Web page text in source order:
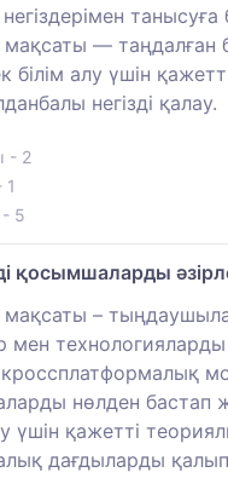
танысуға
— таңдалған
білім алу үшін
негізді қалау.
- 2
1
5
қосымшаларды
–
мен
нөлден бастап
үшін қажетті
дағдыларды